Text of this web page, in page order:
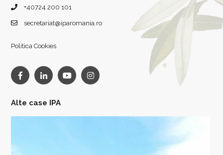
+40724 200 101
secretariat@iparomania.ro
Politica Cookies
Alte case IPA